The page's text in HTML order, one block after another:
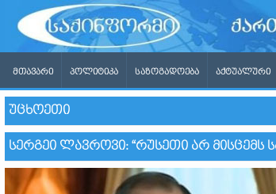
ᲛᲗᲐᲕᲐᲠᲘ ᲞᲝᲚᲘᲢᲘᲙᲐ ᲡᲐᲖᲝᲒᲐᲓᲝᲔᲑᲐ ᲐᲥᲢᲣᲐᲚᲣᲠᲘ
ᲣᲪᲮᲝᲔᲗᲘ
ᲡᲔᲠᲒᲔᲘ ᲚᲐᲕᲠᲝᲕᲘ: “ᲠᲣᲡᲔᲗᲘ ᲐᲠ ᲛᲘᲡᲪᲔᲛᲡ